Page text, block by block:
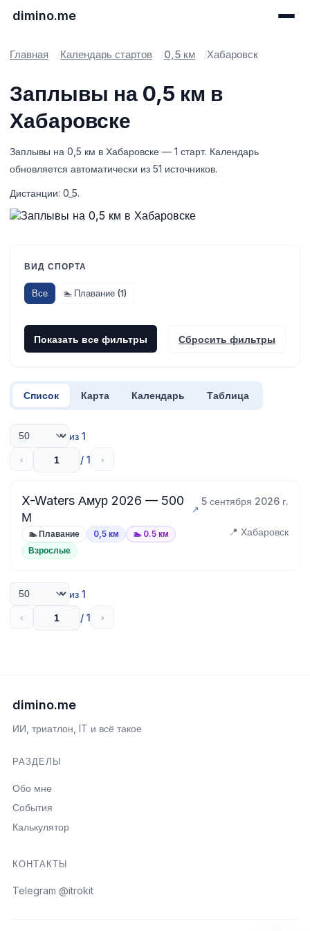
dimino.me
Главная Календарь стартов 0,5 км Хабаровск
Заплывы на 0,5 км в
Хабаровске
Заплывы на 0,5 км в Хабаровске — 1 старт. Календарь
обновляется автоматически из 51 источников.
Дистанции: 0_5.
ВИД СПОРТА
Все 🏊 Плавание (1)
Показать все фильтры Сбросить фильтры
Список Карта Календарь Таблица
из 1
‹ / 1 ›
X-Waters Амур 2026 — 500
М
5 сентября 2026 г.
🏊 Плавание 0,5 км 🏊 0.5 км 📍 Хабаровск
Взрослые
из 1
‹ / 1 ›
dimino.me
ИИ, триатлон, IT и всё такое
РАЗДЕЛЫ
Обо мне
События
Калькулятор
КОНТАКТЫ
Telegram @itrokit